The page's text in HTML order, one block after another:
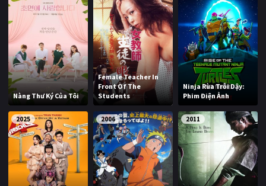
Nàng Thư Ký Của Tôi
Female Teacher In
Front Of The
Students
Ninja Rùa Trỗi Dậy:
Phim Điện Ảnh
2025 2006 2011